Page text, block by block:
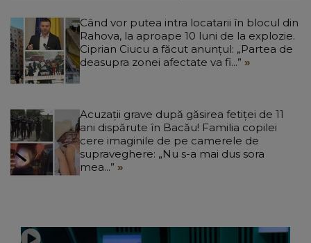
Când vor putea intra locatarii în blocul din
Rahova, la aproape 10 luni de la explozie.
Ciprian Ciucu a făcut anunțul: „Partea de
deasupra zonei afectate va fi...”
Acuzații grave după găsirea fetiței de 11
ani dispărute în Bacău! Familia copilei
cere imaginile de pe camerele de
supraveghere: „Nu s-a mai dus sora
mea...”